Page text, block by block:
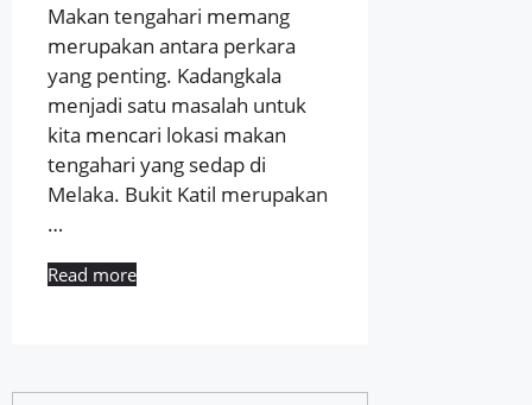
Makan tengahari memang
merupakan antara perkara
yang penting. Kadangkala
menjadi satu masalah untuk
kita mencari lokasi makan
tengahari yang sedap di
Melaka. Bukit Katil merupakan
…
Read more